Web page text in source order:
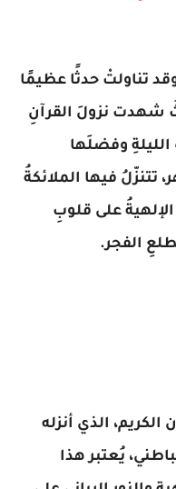
تناولتْ حدثًا عظيمًا
شهدت نزولَ القرآنِ
الليلةِ وفضلَها
فيها الملائكةُ
الإلهيةُ على قلوبِ
الفجر.
الكريم، الذي أنزله
يُعتبر هذا